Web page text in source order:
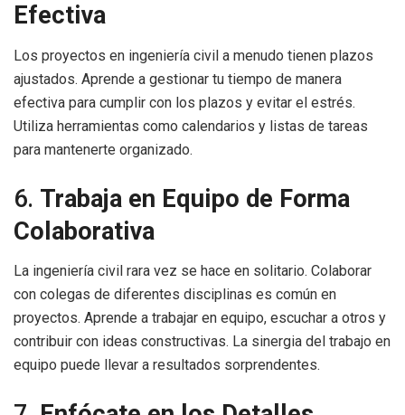
Efectiva
Los proyectos en ingeniería civil a menudo tienen plazos
ajustados. Aprende a gestionar tu tiempo de manera
efectiva para cumplir con los plazos y evitar el estrés.
Utiliza herramientas como calendarios y listas de tareas
para mantenerte organizado.
6. Trabaja en Equipo de Forma
Colaborativa
La ingeniería civil rara vez se hace en solitario. Colaborar
con colegas de diferentes disciplinas es común en
proyectos. Aprende a trabajar en equipo, escuchar a otros y
contribuir con ideas constructivas. La sinergia del trabajo en
equipo puede llevar a resultados sorprendentes.